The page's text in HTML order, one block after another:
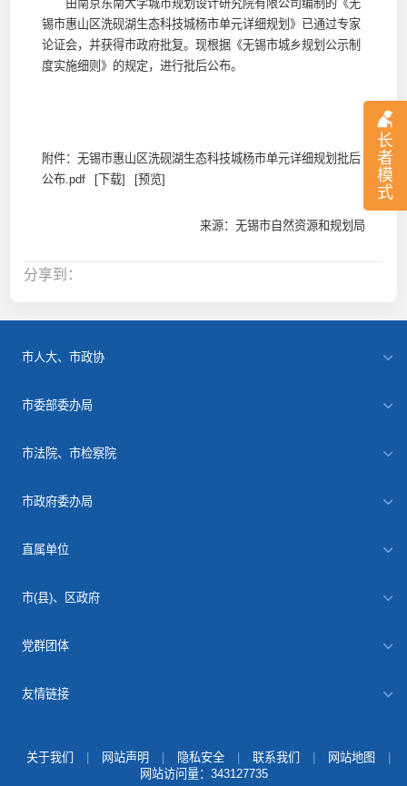
长
者
模
式
由南京东南大学城市规划设计研究院有限公司编制的《无
锡市惠山区洗砚湖生态科技城杨市单元详细规划》已通过专家
论证会，并获得市政府批复。现根据《无锡市城乡规划公示制
度实施细则》的规定，进行批后公布。
附件： 无锡市惠山区洗砚湖生态科技城杨市单元详细规划批后
公布.pdf
[下载] [预览]
来源：无锡市自然资源和规划局
分享到：
市人大、市政协
市委部委办局
市法院、市检察院
市政府委办局
直属单位
市(县)、区政府
党群团体
友情链接
关于我们 网站声明 隐私安全 联系我们 网站地图
网站访问量： 343127735